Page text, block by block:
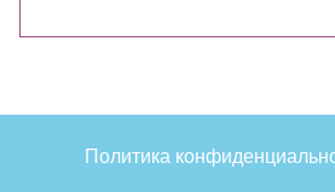
Политика